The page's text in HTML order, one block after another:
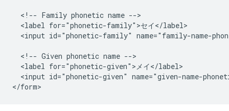
  <!-- Family phonetic name -->
  <label for="phonetic-family">セイ</label>
<input id="phonetic-family" name="family-name-
  <!-- Given phonetic name -->
  <label for="phonetic-given">メイ</label>
<input id="phonetic-given" name="given-name-